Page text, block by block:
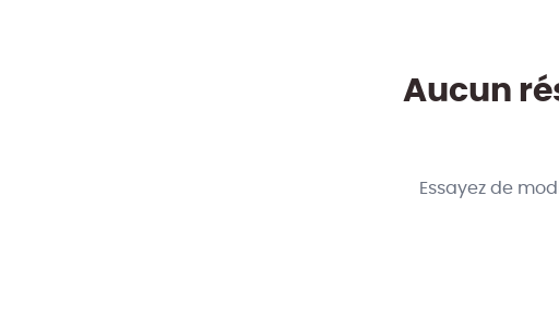
Aucun
Essayez de